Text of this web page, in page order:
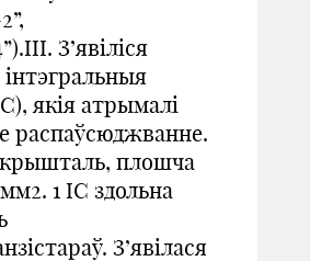
З’явіліся
якія атрымалі
распаўсюджванне.
плошча
1 ІС здольна
З’явілася